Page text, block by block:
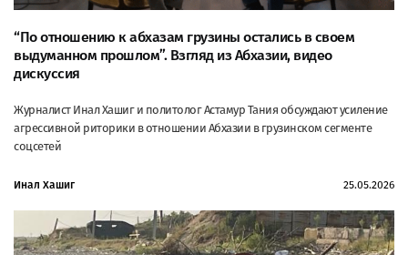
“По отношению к абхазам грузины остались в своем
выдуманном прошлом”. Взгляд из Абхазии, видео
дискуссия
Журналист Инал Хашиг и политолог Астамур Тания обсуждают усиление
агрессивной риторики в отношении Абхазии в грузинском сегменте
соцсетей
Инал Хашиг 25.05.2026